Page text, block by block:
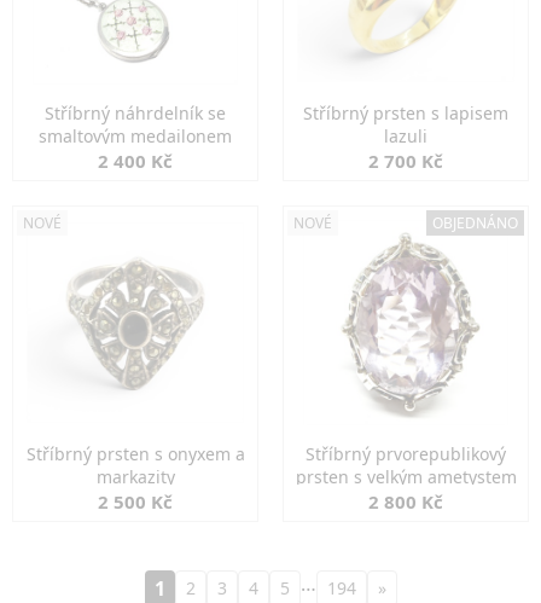
Stříbrný náhrdelník se
smaltovým medailonem
2 400 Kč
Stříbrný prsten s lapisem
lazuli
2 700 Kč
NOVÉ
Stříbrný prsten s onyxem a
markazity
2 500 Kč
NOVÉ OBJEDNÁNO
Stříbrný prvorepublikový
prsten s velkým ametystem
2 800 Kč
1 2 3 4 5 … 194 »